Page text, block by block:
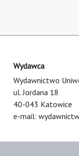
Wydawca
Wydawnictwo
ul. Jordana 18
40-043 Katowice
e-mail: